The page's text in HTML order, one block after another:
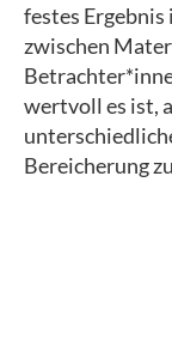
festes
zwischen
wertvoll es ist,
Bereicherung